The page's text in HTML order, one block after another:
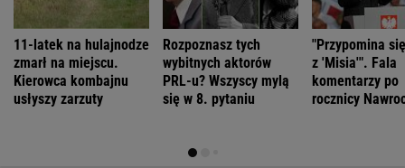
11-latek na hulajnodze
zmarł na miejscu.
Kierowca kombajnu
usłyszy zarzuty
Rozpoznasz tych
wybitnych aktorów
PRL-u? Wszyscy mylą
się w 8. pytaniu
"Przypomina
z 'Misia'". Fala
komentarzy po
rocznicy